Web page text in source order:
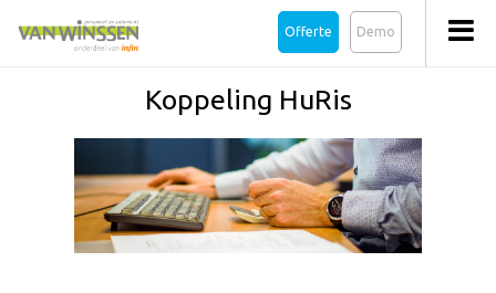
Demo
Offerte
Koppeling HuRis